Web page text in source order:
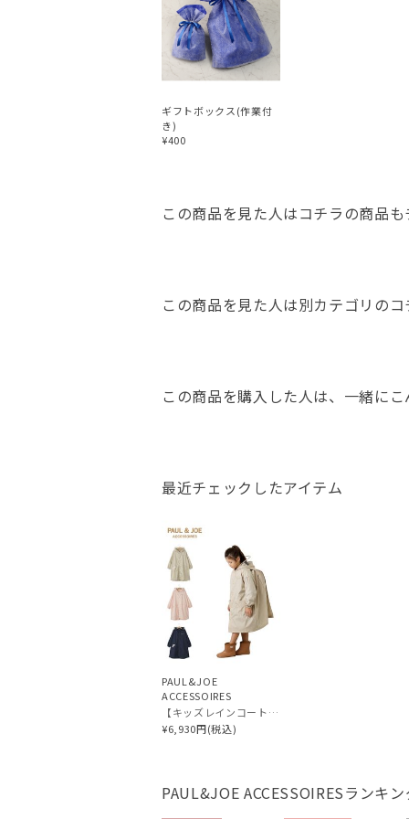
ギフトボックス(作業付
き)
¥400
この商品を見た人はコチラの商品
この商品を見た人は別カテゴリの
この商品を購入した人は、一緒に
最近チェックしたアイテム
PAUL&JOE
ACCESSOIRES
【キッズレインコート】ポール & ジョー（PAUL & JOE ACCESSOIRES）クリザンテーム リュック対応
¥6,930円(税込)
PAUL&JOE ACCESSOIRESランキ